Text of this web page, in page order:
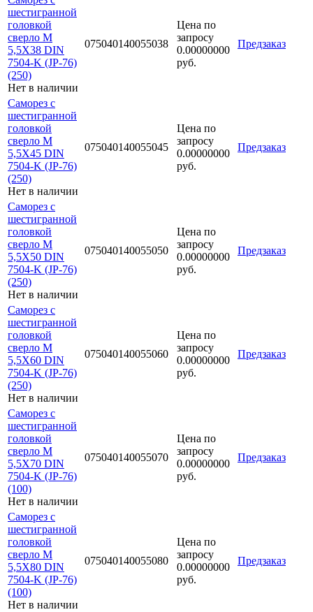
шестигранной
головкой
сверло М
5,5Х38 DIN
7504-K (JP-76)
(250)
Нет в наличии
075040140055038
Цена по
запросу
0.00000000
руб.
Предзаказ
Саморез с
шестигранной
головкой
сверло М
5,5Х45 DIN
7504-K (JP-76)
(250)
Нет в наличии
075040140055045
Цена по
запросу
0.00000000
руб.
Предзаказ
Саморез с
шестигранной
головкой
сверло М
5,5Х50 DIN
7504-K (JP-76)
(250)
Нет в наличии
075040140055050
Цена по
запросу
0.00000000
руб.
Предзаказ
Саморез с
шестигранной
головкой
сверло М
5,5Х60 DIN
7504-K (JP-76)
(250)
Нет в наличии
075040140055060
Цена по
запросу
0.00000000
руб.
Предзаказ
Саморез с
шестигранной
головкой
сверло М
5,5Х70 DIN
7504-K (JP-76)
(100)
Нет в наличии
075040140055070
Цена по
запросу
0.00000000
руб.
Предзаказ
Саморез с
шестигранной
головкой
сверло М
5,5Х80 DIN
7504-K (JP-76)
(100)
Нет в наличии
075040140055080
Цена по
запросу
0.00000000
руб.
Предзаказ